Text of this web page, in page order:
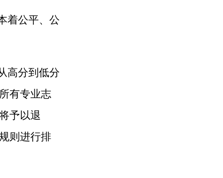
着公平、公
高分到低分
有专业志
予以退
则进行排